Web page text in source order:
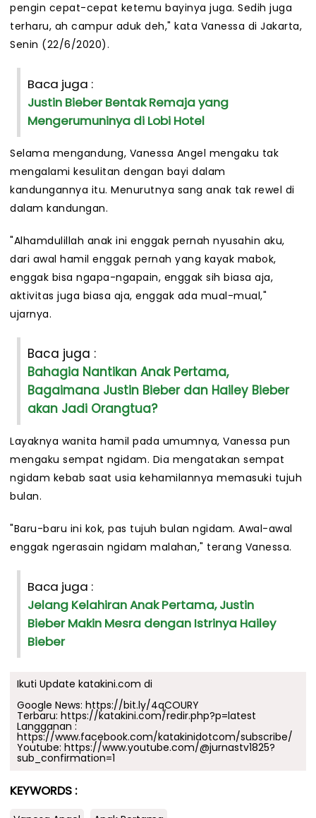
pengin cepat-cepat ketemu bayinya juga. Sedih juga
terharu, ah campur aduk deh," kata Vanessa di Jakarta,
Senin (22/6/2020).
Baca juga :
Justin Bieber Bentak Remaja yang
Mengerumuninya di Lobi Hotel
Selama mengandung, Vanessa Angel mengaku tak
mengalami kesulitan dengan bayi dalam
kandungannya itu. Menurutnya sang anak tak rewel di
dalam kandungan.
"Alhamdulillah anak ini enggak pernah nyusahin aku,
dari awal hamil enggak pernah yang kayak mabok,
enggak bisa ngapa-ngapain, enggak sih biasa aja,
aktivitas juga biasa aja, enggak ada mual-mual,"
ujarnya.
Baca juga :
Bahagia Nantikan Anak Pertama,
Bagaimana Justin Bieber dan Hailey Bieber
akan Jadi Orangtua?
Layaknya wanita hamil pada umumnya, Vanessa pun
mengaku sempat ngidam. Dia mengatakan sempat
ngidam kebab saat usia kehamilannya memasuki tujuh
bulan.
"Baru-baru ini kok, pas tujuh bulan ngidam. Awal-awal
enggak ngerasain ngidam malahan," terang Vanessa.
Baca juga :
Jelang Kelahiran Anak Pertama, Justin
Bieber Makin Mesra dengan Istrinya Hailey
Bieber
Ikuti Update katakini.com di
Google News: https://bit.ly/4qCOURY
Terbaru: https://katakini.com/redir.php?p=latest
Langganan :
https://www.facebook.com/katakinidotcom/subscribe/
Youtube: https://www.youtube.com/@jurnastv1825?
sub_confirmation=1
KEYWORDS :